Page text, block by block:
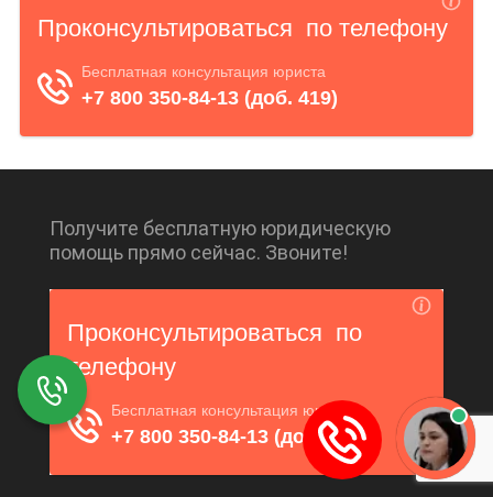
Получите бесплатную юридическую
помощь прямо сейчас. Звоните!